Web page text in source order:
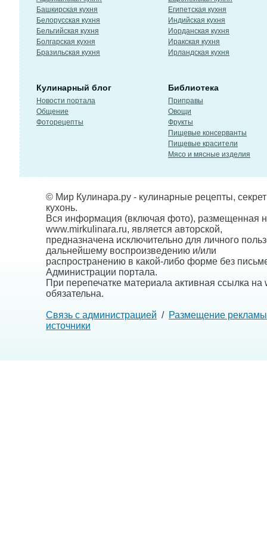
Башкирская кухня
Белорусская кухня
Бельгийская кухня
Болгарская кухня
Бразильская кухня
Египетская кухня
Индийская кухня
Иорданская кухня
Иракская кухня
Ирландская кухня
Кулинарный блог
Новости портала
Общение
Фоторецепты
Библиотека
Приправы
Овощи
Фрукты
Пищевые консерванты
Пищевые красители
Мясо и мясные изделия
© Мир Кулинара.ру - кулинарные рецепты,
кухонь.
Вся информация (включая фото), размещенная
www.mirkulinara.ru, является авторской,
предназначена исключительно для личного
дальнейшему воспроизведению и/или
распространению в какой-либо форме без
Администрации портала.
При перепечатке материала активная ссылка на
обязательна.
Связь с администрацией / Размещение рекламы
источники